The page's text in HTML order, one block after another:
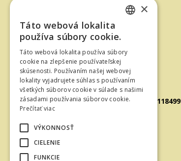
960 01 Zvolen
Slovenská republika
Tel.: +421-45-520 61 11
Fax: +421-45-533 00 27
E-mail: info@tuzvo.sk
GPS súradnice: 48.572024,19.118499
IČO: 00397440
DIČ: 2020474808
×
Táto webová lokalita
používa súbory cookie.
Táto webová lokalita používa súbory
cookie na zlepšenie používateľskej
skúsenosti. Používaním našej webovej
lokality vyjadrujete súhlas s používaním
všetkých súborov cookie v súlade s našimi
zásadami používania súborov cookie.
Prečítať viac
VÝKONNOSŤ
CIELENIE
FUNKCIE